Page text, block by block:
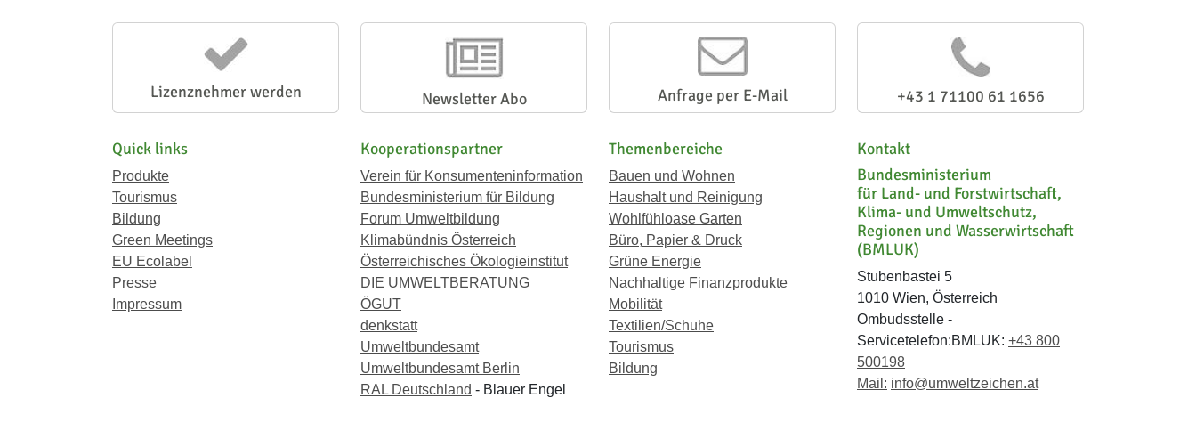
Lizenznehmer werden Newsletter Abo Anfrage per E-Mail +43 1 71100 61 1656
Quick links
Produkte
Tourismus
Bildung
Green Meetings
EU Ecolabel
Presse
Impressum
Kooperationspartner
Verein für Konsumenteninformation
Bundesministerium für Bildung
Forum Umweltbildung
Klimabündnis Österreich
Österreichisches Ökologieinstitut
DIE UMWELTBERATUNG
ÖGUT
denkstatt
Umweltbundesamt
Umweltbundesamt Berlin
RAL Deutschland - Blauer Engel
Themenbereiche
Bauen und Wohnen
Haushalt und Reinigung
Wohlfühloase Garten
Büro, Papier & Druck
Grüne Energie
Nachhaltige Finanzprodukte
Mobilität
Textilien/Schuhe
Tourismus
Bildung
Kontakt
Bundesministerium
für Land- und Forstwirtschaft,
Klima- und Umweltschutz,
Regionen und Wasserwirtschaft
(BMLUK)
Stubenbastei 5
1010 Wien, Österreich
Ombudsstelle -
Servicetelefon:BMLUK: +43 800
500198
Mail: info@umweltzeichen.at